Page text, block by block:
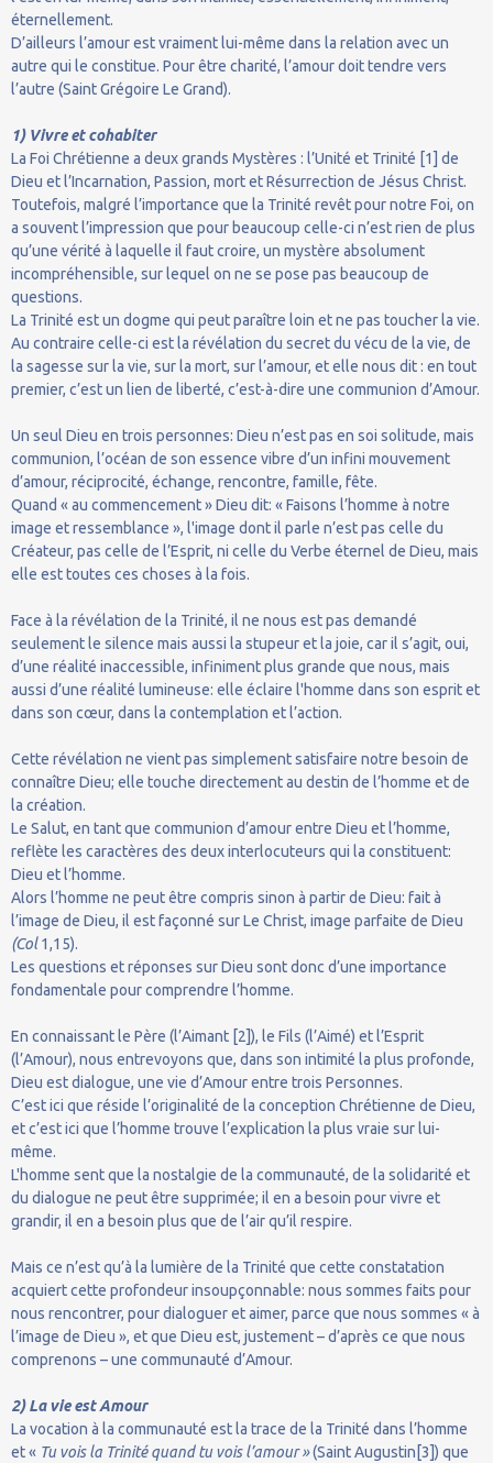
éternellement.
D’ailleurs l’amour est vraiment lui-même dans la relation avec un
autre qui le constitue. Pour être charité, l’amour doit tendre vers
l’autre (Saint Grégoire Le Grand).
1) Vivre et cohabiter
La Foi Chrétienne a deux grands Mystères : l’Unité et Trinité [1] de
Dieu et l’Incarnation, Passion, mort et Résurrection de Jésus Christ.
Toutefois, malgré l’importance que la Trinité revêt pour notre Foi, on
a souvent l’impression que pour beaucoup celle-ci n’est rien de plus
qu’une vérité à laquelle il faut croire, un mystère absolument
incompréhensible, sur lequel on ne se pose pas beaucoup de
questions.
La Trinité est un dogme qui peut paraître loin et ne pas toucher la vie.
Au contraire celle-ci est la révélation du secret du vécu de la vie, de
la sagesse sur la vie, sur la mort, sur l’amour, et elle nous dit : en tout
premier, c’est un lien de liberté, c’est-à-dire une communion d’Amour.
Un seul Dieu en trois personnes: Dieu n’est pas en soi solitude, mais
communion, l’océan de son essence vibre d’un infini mouvement
d’amour, réciprocité, échange, rencontre, famille, fête.
Quand « au commencement » Dieu dit: « Faisons l’homme à notre
image et ressemblance », l'image dont il parle n’est pas celle du
Créateur, pas celle de l’Esprit, ni celle du Verbe éternel de Dieu, mais
elle est toutes ces choses à la fois.
Face à la révélation de la Trinité, il ne nous est pas demandé
seulement le silence mais aussi la stupeur et la joie, car il s’agit, oui,
d’une réalité inaccessible, infiniment plus grande que nous, mais
aussi d’une réalité lumineuse: elle éclaire l'homme dans son esprit et
dans son cœur, dans la contemplation et l’action.
Cette révélation ne vient pas simplement satisfaire notre besoin de
connaître Dieu; elle touche directement au destin de l’homme et de
la création.
Le Salut, en tant que communion d’amour entre Dieu et l’homme,
reflète les caractères des deux interlocuteurs qui la constituent:
Dieu et l’homme.
Alors l’homme ne peut être compris sinon à partir de Dieu: fait à
l’image de Dieu, il est façonné sur Le Christ, image parfaite de Dieu
(Col1,15).
Les questions et réponses sur Dieu sont donc d’une importance
fondamentale pour comprendre l’homme.
En connaissant le Père (l’Aimant [2]), le Fils (l’Aimé) et l’Esprit
(l’Amour), nous entrevoyons que, dans son intimité la plus profonde,
Dieu est dialogue, une vie d’Amour entre trois Personnes.
C’est ici que réside l’originalité de la conception Chrétienne de Dieu,
et c’est ici que l’homme trouve l’explication la plus vraie sur lui-
même.
L'homme sent que la nostalgie de la communauté, de la solidarité et
du dialogue ne peut être supprimée; il en a besoin pour vivre et
grandir, il en a besoin plus que de l’air qu’il respire.
Mais ce n’est qu’à la lumière de la Trinité que cette constatation
acquiert cette profondeur insoupçonnable: nous sommes faits pour
nous rencontrer, pour dialoguer et aimer, parce que nous sommes « à
l’image de Dieu », et que Dieu est, justement – d’après ce que nous
comprenons – une communauté d’Amour.
2) La vie est Amour
La vocation à la communauté est la trace de la Trinité dans l’homme
et « Tu vois la Trinité quand tu vois l’amour »(Saint Augustin[3]) que